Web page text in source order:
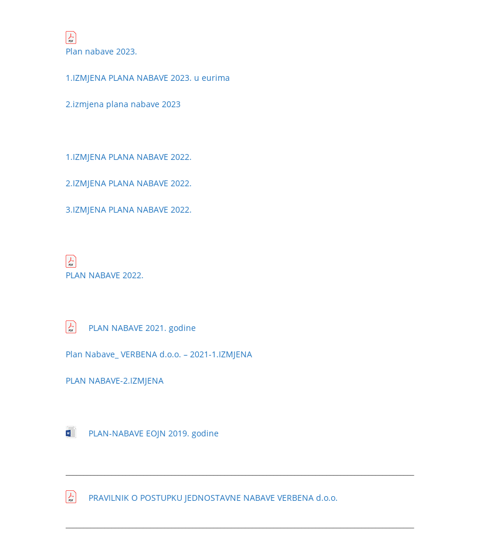
Plan nabave 2023.
1.IZMJENA PLANA NABAVE 2023. u eurima
2.izmjena plana nabave 2023
1.IZMJENA PLANA NABAVE 2022.
2.IZMJENA PLANA NABAVE 2022.
3.IZMJENA PLANA NABAVE 2022.
PLAN NABAVE 2022.
PLAN NABAVE 2021. godine
Plan Nabave_ VERBENA d.o.o. – 2021-1.IZMJENA
PLAN NABAVE-2.IZMJENA
PLAN-NABAVE EOJN 2019. godine
PRAVILNIK O POSTUPKU JEDNOSTAVNE NABAVE VERBENA d.o.o.